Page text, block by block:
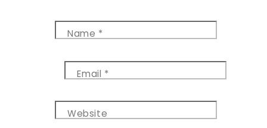
Name *
Email *
Website